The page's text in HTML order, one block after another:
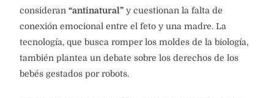
consideran “antinatural” y cuestionan la falta de
conexión emocional entre el feto y una madre. La
tecnología, que busca romper los moldes de la biología,
también plantea un debate sobre los derechos de los
bebés gestados por robots.